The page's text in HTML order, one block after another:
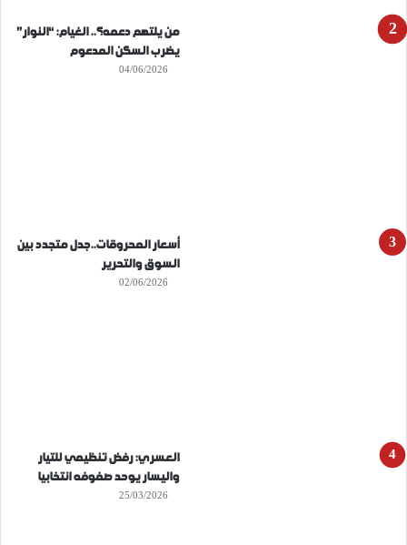
من يلتهم دعمه؟.. الغيام: “النوار”
يضرب السكن المدعوم
04/06/2026
أسعار المحروقات..جدل متجدد بين
السوق والتحرير
02/06/2026
العسري: رفض تنظيمي للتيار
واليسار يوحد صفوفه انتخابيا
25/03/2026